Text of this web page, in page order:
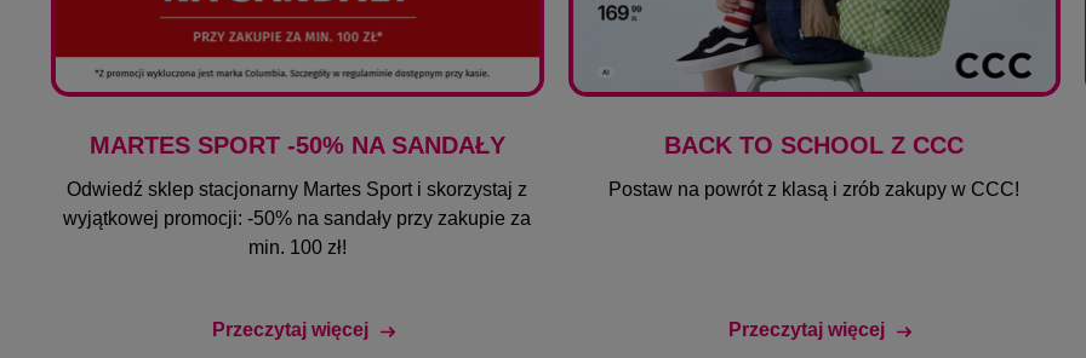
MARTES SPORT -50% NA SANDAŁY
Odwiedź sklep stacjonarny Martes Sport i skorzystaj z
wyjątkowej promocji: -50% na sandały przy zakupie za
min. 100 zł!
Przeczytaj więcej
BACK TO SCHOOL Z CCC
Postaw na powrót z klasą i zrób zakupy w CCC!
Przeczytaj więcej